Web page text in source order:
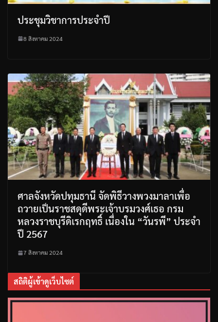
ประชุมวิชาการประจำปี
8 สิงหาคม 2024
ศาลจังหวัดปทุมธานี จัดพิธีวางพวงมาลาเพื่อ
ถวายเป็นราชสดุดีพระเจ้าบรมวงศ์เธอ กรม
หลวงราชบุรีดิเรกฤทธิ์ เนื่องใน “วันรพี” ประจำ
ปี 2567
7 สิงหาคม 2024
สถิติผู้เข้าดูเว็บไซต์